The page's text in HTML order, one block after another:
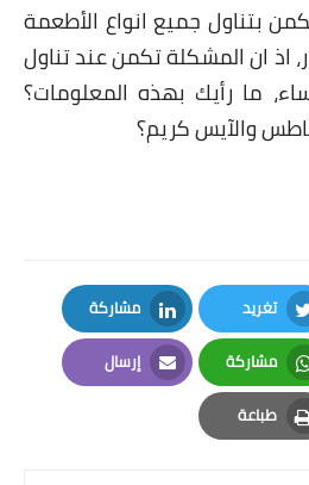
بتناول جميع انواع الأطعمة
اذ ان المشكلة تكمن عند تناول
ما رأيك بهذه المعلومات؟
والآيس كريم؟
تغريد
Twitter
مشاركة
LinkedIn
مشاركة
Whatsapp
إرسال
Email
طباعة
Print